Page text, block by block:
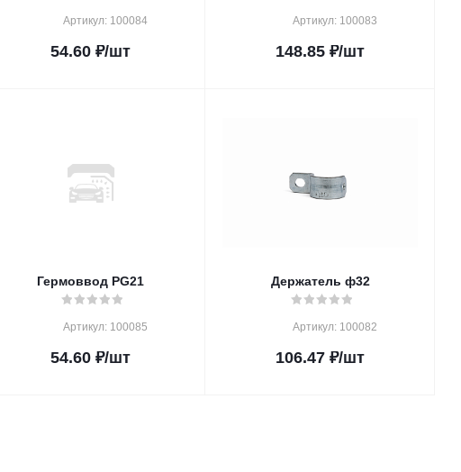
Артикул: 100084
54.60 ₽/шт
Артикул: 100083
148.85 ₽/шт
Гермоввод PG21
Артикул: 100085
54.60 ₽/шт
Держатель ф32
Артикул: 100082
106.47 ₽/шт